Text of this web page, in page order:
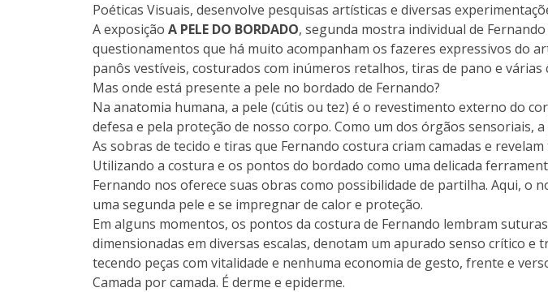
Poéticas Visuais, desenvolve pesquisas artísticas e diversas
A exposição A PELE DO BORDADO, segunda mostra individual de
questionamentos que há muito acompanham os fazeres expressivos do
panôs vestíveis, costurados com inúmeros retalhos, tiras de pano e várias
Mas onde está presente a pele no bordado de Fernando?
Na anatomia humana, a pele (cútis ou tez) é o revestimento externo do
defesa e pela proteção de nosso corpo. Como um dos órgãos sensoriais,
As sobras de tecido e tiras que Fernando costura criam camadas e
Utilizando a costura e os pontos do bordado como uma delicada
Fernando nos oferece suas obras como possibilidade de partilha. Aqui, o
uma segunda pele e se impregnar de calor e proteção.
Em alguns momentos, os pontos da costura de Fernando lembram
dimensionadas em diversas escalas, denotam um apurado senso crítico
tecendo peças com vitalidade e nenhuma economia de gesto, frente e
Camada por camada. É derme e epiderme.